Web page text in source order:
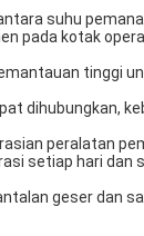
suhu
pada kotak
tinggi
dihubungkan,
peralatan
setiap hari dan
geser dan